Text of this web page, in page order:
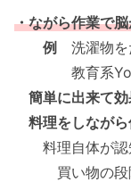
・ながら作業で
例 洗濯物を
教育系
簡単に出来て
料理をしなが
料理自体が認
買い物の段階